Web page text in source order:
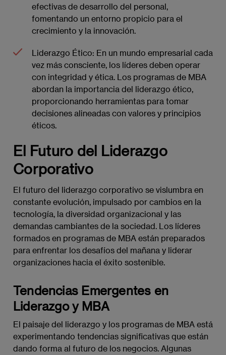
efectivas de desarrollo del personal,
fomentando un entorno propicio para el
crecimiento y la innovación.
Liderazgo Ético: En un mundo empresarial cada
vez más consciente, los líderes deben operar
con integridad y ética. Los programas de MBA
abordan la importancia del liderazgo ético,
proporcionando herramientas para tomar
decisiones alineadas con valores y principios
éticos.
El Futuro del Liderazgo
Corporativo
El futuro del liderazgo corporativo se vislumbra en
constante evolución, impulsado por cambios en la
tecnología, la diversidad organizacional y las
demandas cambiantes de la sociedad. Los líderes
formados en programas de MBA están preparados
para enfrentar los desafíos del mañana y liderar
organizaciones hacia el éxito sostenible.
Tendencias Emergentes en
Liderazgo y MBA
El paisaje del liderazgo y los programas de MBA está
experimentando tendencias significativas que están
dando forma al futuro de los negocios. Algunas